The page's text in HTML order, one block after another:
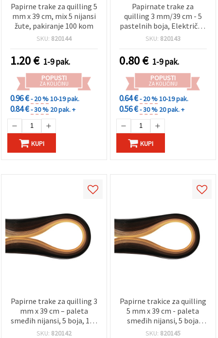
kolačića i
klikom na
gumb
"Spremi".
sve
Postavke
Papirne trake za quilling 5
mm x 39 cm, mix 5 nijansi
žute, pakiranje 100 kom
SKU: 820144
1.20€ 1-9 pak.
POPUSTI
ZA KOLIČINU
0.96 €- 20 %10-19 pak.
0.84 €- 30 % 20 pak. +
KUPI
Papirnate trake za
quilling 3 mm/39 cm - 5
pastelnih boja, Električna
paleta - 100 kom
SKU: 820143
0.80€ 1-9 pak.
POPUSTI
ZA KOLIČINU
0.64 €- 20 %10-19 pak.
0.56 €- 30 % 20 pak. +
KUPI
Papirne trake za quilling 3
mm x 39 cm – paleta
smeđih nijansi, 5 boja, 100
kom
SKU: 820142
Papirne trakice za quilling
5 mm x 39 cm - paleta
smeđih nijansi, 5 boja
(asortirane), 100 kom
SKU: 820145